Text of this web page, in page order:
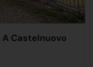
Castelnuovo